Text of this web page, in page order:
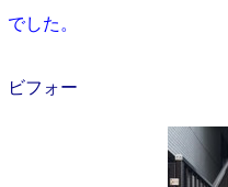
でした。
ビフォー